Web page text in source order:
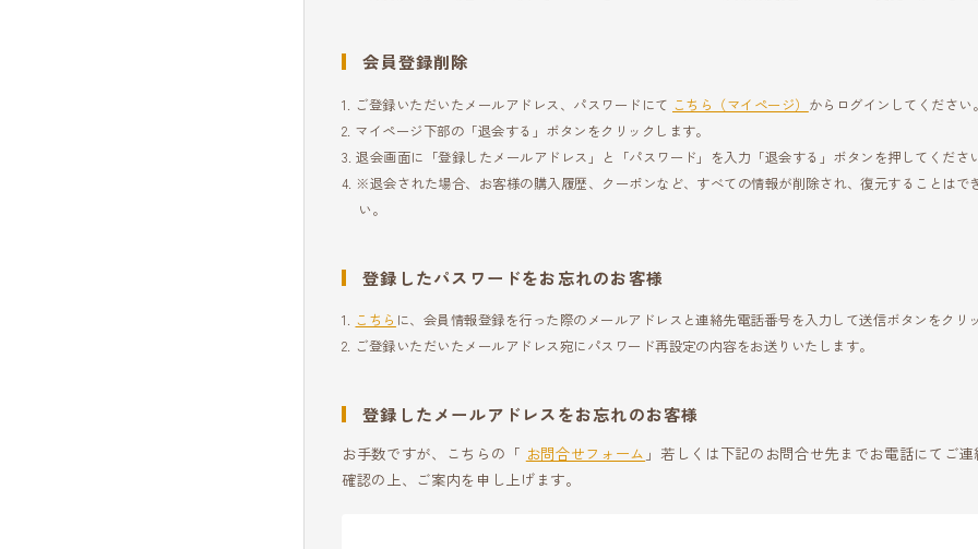
会員登録削除
ご登録いただいたメールアドレス、パスワードにて こちら（マイページ） からログインしてください。
マイページ下部の「退会する」ボタンをクリックします。
退会画面に「登録したメールアドレス」と「パスワード」を入力「退会する」ボタンを押してくださ
※退会された場合、お客様の購入履歴、クーポンなど、すべての情報が削除され、復元することはで
い。
登録したパスワードをお忘れのお客様
こちら に、会員情報登録を行った際のメールアドレスと連絡先電話番号を入力して送信ボタンをクリ
ご登録いただいたメールアドレス宛にパスワード再設定の内容をお送りいたします。
登録したメールアドレスをお忘れのお客様
お手数ですが、こちらの「 お問合せフォーム 」若しくは下記のお問合せ先までお電話にてご連
確認の上、ご案内を申し上げます。